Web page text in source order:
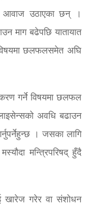
आवाज उठाएका छन् ।
माग बढेपछि यातायात
छलफलसमेत अघि
गर्ने विषयमा छलफल
अवधि बढाउन
। जसका लागि
मन्त्रिपरिषद् हुँदै
खारेज गरेर वा संशोधन